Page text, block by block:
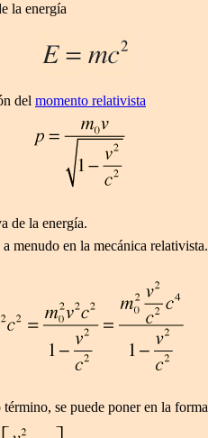
la energía
del momento relativista
de la energía.
a menudo en la mecánica
se puede poner en la